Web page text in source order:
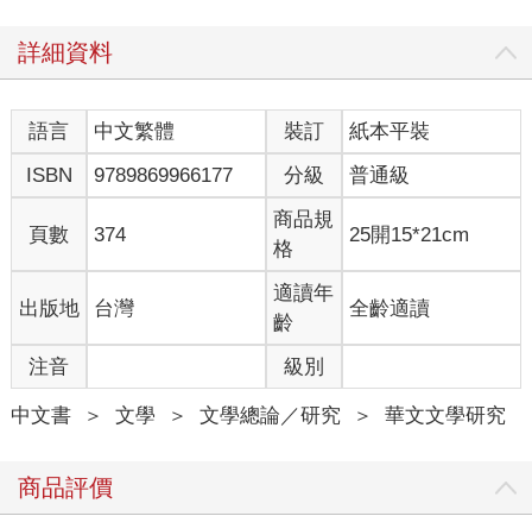
詳細資料
語言 中文繁體 裝訂
紙本平裝
ISBN
9789869966177 分級 普通級
頁數 374
商品規
格
25開15*21cm
出版地 台灣
適讀年
齡
全齡適讀
注音 級別
中文書 ＞ 文學 ＞ 文學總論／研究 ＞ 華文文學研究
商品評價